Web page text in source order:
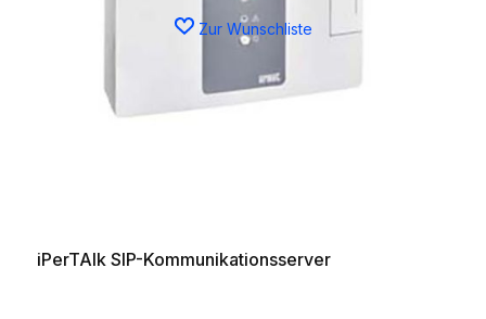
Zur Wunschliste
iPerTAlk SIP-Kommunikationsserver